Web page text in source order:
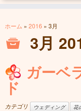
ホーム » 2016 » 3月
3月
ガーベ
ド
カテゴリ ウェディング 花